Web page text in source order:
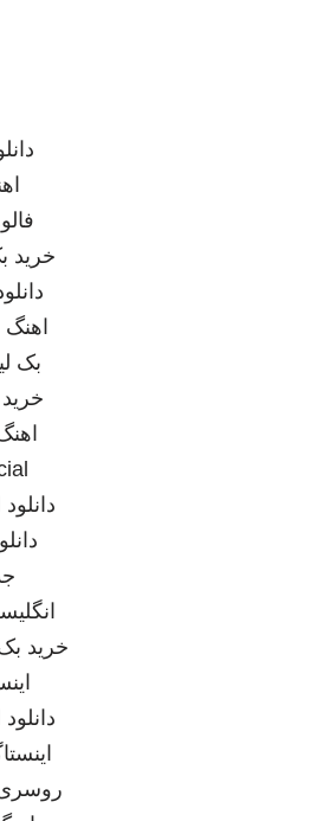
خرید
بک
خرید
خرید